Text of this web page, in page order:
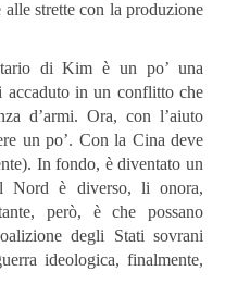
strette con la produzione
di Kim è un po’ una
accaduto in un conflitto che
d’armi. Ora, con l’aiuto
un po’. Con la Cina deve
In fondo, è diventato un
Nord è diverso, li onora,
però, è che possano
degli Stati sovrani
ideologica, finalmente,